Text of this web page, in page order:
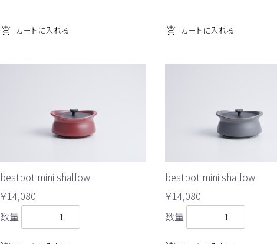
カートに入れる カートに入れる
bestpot mini shallow
￥14,080
数量
bestpot mini shallow
￥14,080
数量